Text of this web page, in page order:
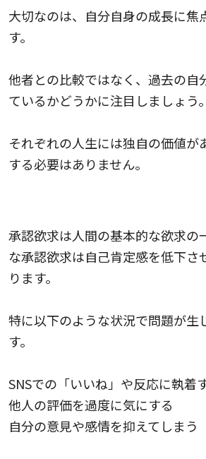
大切なのは、自分自身の成長に焦
す。
他者との比較ではなく、過去の自
ているかどうかに注目しましょう。
それぞれの人生には独自の価値が
する必要はありません。
承認欲求は人間の基本的な欲求の
な承認欲求は自己肯定感を低下さ
ります。
特に以下のような状況で問題が生
す。
SNSでの「いいね」や反応に執着
他人の評価を過度に気にする
自分の意見や感情を抑えてしまう